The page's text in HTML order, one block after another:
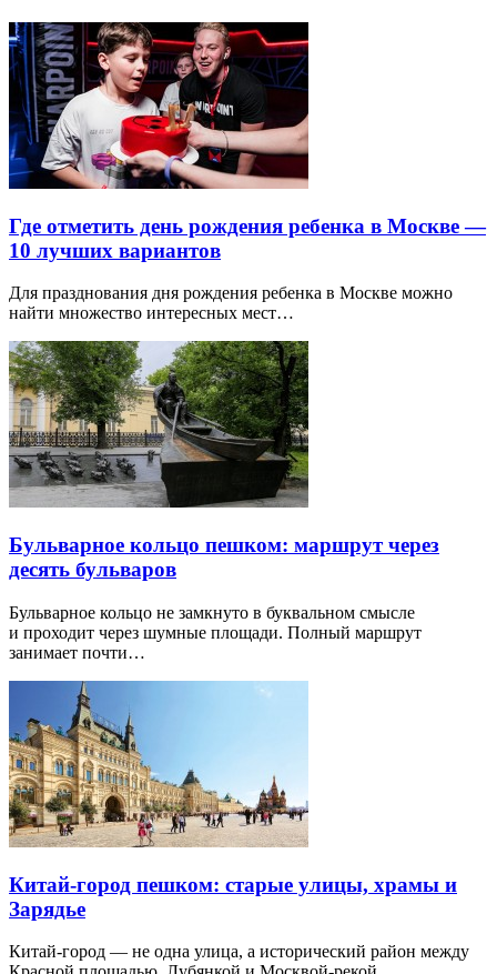
Где отметить день рождения ребенка в Москве —
10 лучших вариантов
Для празднования дня рождения ребенка в Москве можно
найти множество интересных мест…
Бульварное кольцо пешком: маршрут через
десять бульваров
Бульварное кольцо не замкнуто в буквальном смысле
и проходит через шумные площади. Полный маршрут
занимает почти…
Китай-город пешком: старые улицы, храмы и
Зарядье
Китай-город — не одна улица, а исторический район между